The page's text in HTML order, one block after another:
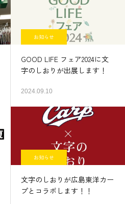
お知らせ
GOOD LIFE フェア2024に文
字のしおりが出展します！
2024.09.10
お知らせ
文字のしおりが広島東洋カー
プとコラボします！！